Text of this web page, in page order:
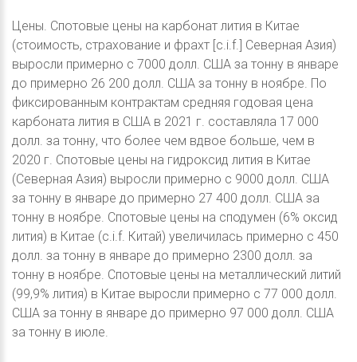
Цены. Спотовые цены на карбонат лития в Китае
(стоимость, страхование и фрахт [c.i.f.] Северная Азия)
выросли примерно с 7000 долл. США за тонну в январе
до примерно 26 200 долл. США за тонну в ноябре. По
фиксированным контрактам средняя годовая цена
карбоната лития в США в 2021 г. составляла 17 000
долл. за тонну, что более чем вдвое больше, чем в
2020 г. Спотовые цены на гидроксид лития в Китае
(Северная Азия) выросли примерно с 9000 долл. США
за тонну в январе до примерно 27 400 долл. США за
тонну в ноябре. Спотовые цены на сподумен (6% оксид
лития) в Китае (c.i.f. Китай) увеличилась примерно с 450
долл. за тонну в январе до примерно 2300 долл. за
тонну в ноябре. Спотовые цены на металлический литий
(99,9% лития) в Китае выросли примерно с 77 000 долл.
США за тонну в январе до примерно 97 000 долл. США
за тонну в июле.